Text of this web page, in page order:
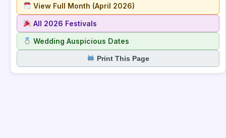
View Full Month (April 2026)
All 2026 Festivals
Wedding Auspicious Dates
Print This Page